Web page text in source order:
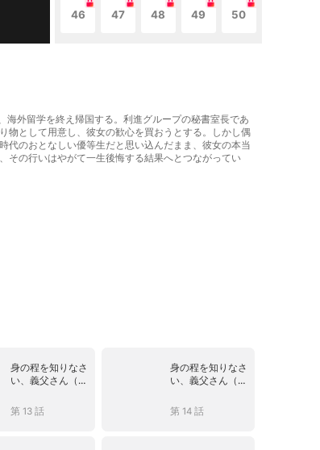
46 47 48 49 50
外留学を終え帰国する。利進グループの秘書室長であ
物として用意し、彼女の歓心を買おうとする。しかし偶
代のおとなしい優等生だと思い込んだまま、彼女の本当
その行いはやがて一生後悔する結果へとつながってい
身の程を知りなさ
い、義父さん（吹
第 13 話
身の程を知りなさ
い、義父さん（吹
第 14 話